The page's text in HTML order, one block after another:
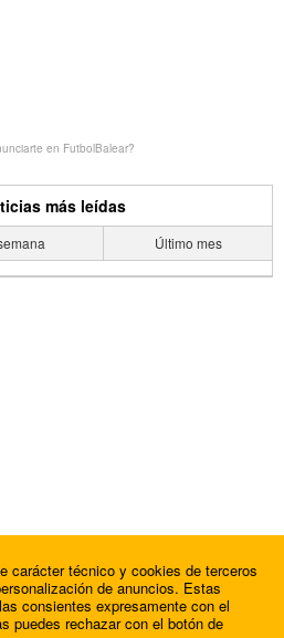
en FutbolBalear?
más leídas
Último mes
carácter técnico y cookies de terceros
de anuncios. Estas
consientes expresamente con el
puedes rechazar con el botón de